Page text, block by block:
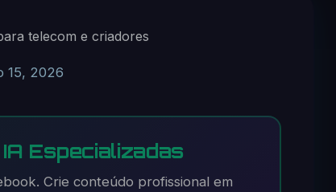
telecom e criadores
15, 2026
Especializadas
Crie conteúdo profissional em